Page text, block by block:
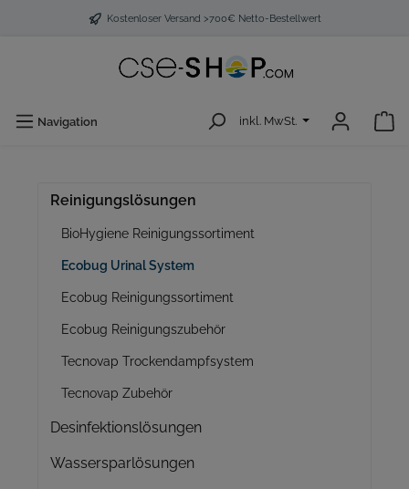
Kostenloser Versand >700€ Netto-Bestellwert
Navigation inkl. MwSt.
Reinigungslösungen
BioHygiene Reinigungssortiment
Ecobug Urinal System
Ecobug Reinigungssortiment
Ecobug Reinigungszubehör
Tecnovap Trockendampfsystem
Tecnovap Zubehör
Desinfektionslösungen
Wassersparlösungen